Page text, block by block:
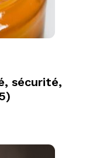
sécurité,